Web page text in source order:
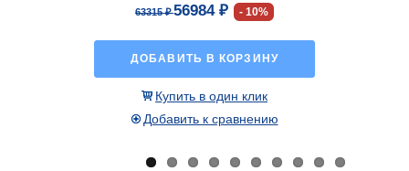
63315 ₽56984 ₽ 10%
ДОБАВИТЬ В КОРЗИНУ
Купить в один клик
Добавить к сравнению